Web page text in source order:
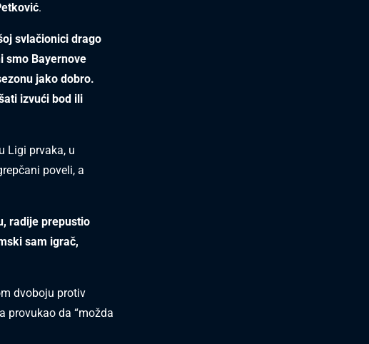
.
svlačionici drago
smo Bayernove
jako dobro.
izvući bod ili
Ligi prvaka, u
poveli, a
radije prepustio
sam igrač,
dvoboju protiv
provukao da “možda